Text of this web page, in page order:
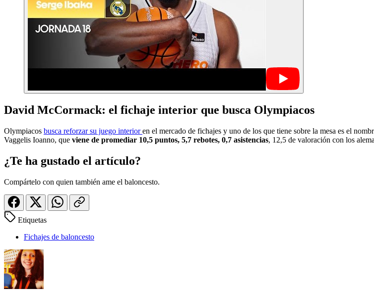
David McCormack: el fichaje interior que busca Olympiacos
Olympiacos busca reforzar su juego interioren el mercado de fichajes y uno de los que tiene sobre la mesa es el
Vaggelis Ioanno, que viene de promediar 10,5 puntos, 5,7 rebotes, 0,7 asistencias, 12,5 de valoración con los
¿Te ha gustado el artículo?
Compártelo con quien también ame el baloncesto.
Etiquetas
Fichajes de baloncesto